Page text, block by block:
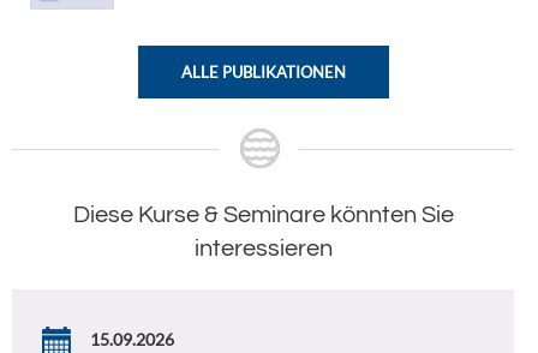
ALLE PUBLIKATIONEN
Diese Kurse & Seminare könnten Sie
interessieren
15.09.2026